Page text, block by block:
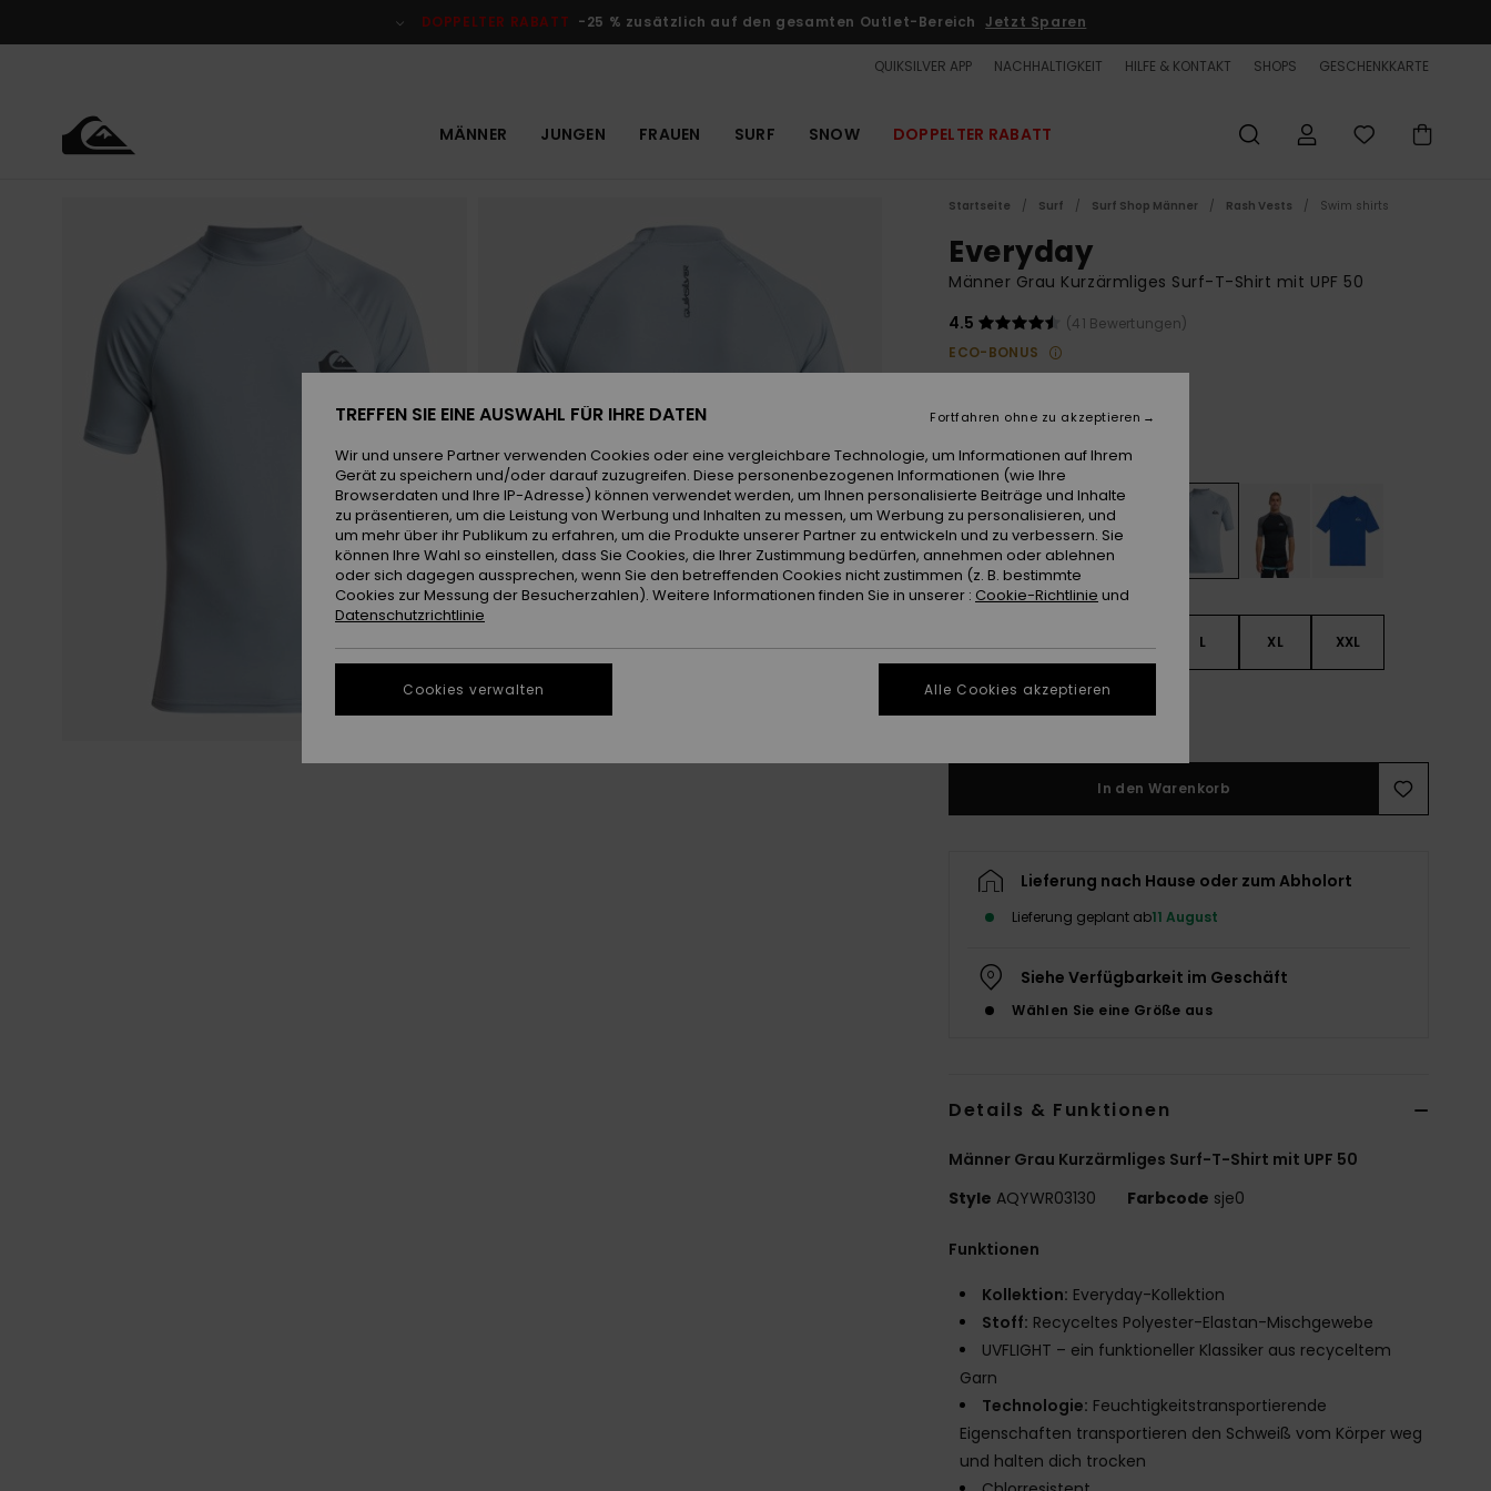
DOPPELTER RABATT -25 % zusätzlich auf den gesamten Outlet-Bereich Jetzt Sparen
QUIKSILVER APP NACHHALTIGKEIT HILFE & KONTAKT SHOPS GESCHENKKARTE
MÄNNER JUNGEN FRAUEN SURF SNOW DOPPELTER RABATT
Startseite Surf Surf Shop Männer Rash Vests Swim shirts
Everyday
Männer Grau Kurzärmliges Surf-T-Shirt mit UPF 50
4.5
(41 Bewertungen)
ECO-BONUS
30,00 €
FarbeQuarry
L XL XXL
3XL
In den Warenkorb
Lieferung nach Hause oder zum Abholort
Lieferung geplant ab11 August
Siehe Verfügbarkeit im Geschäft
Wählen Sie eine Größe aus
Details & Funktionen
Männer Grau Kurzärmliges Surf-T-Shirt mit UPF 50
Style AQYWR03130 Farbcode sje0
Funktionen
Kollektion: Everyday-Kollektion
Stoff: Recyceltes Polyester-Elastan-Mischgewebe
UVFLIGHT – ein funktioneller Klassiker aus recyceltem
Garn
Technologie: Feuchtigkeitstransportierende
Eigenschaften transportieren den Schweiß vom Körper weg
und halten dich trocken
TREFFEN SIE EINE AUSWAHL FÜR IHRE DATEN
Wir und unsere Partner verwenden Cookies oder eine vergleichbare Technologie, um Informationen auf Ihrem
Gerät zu speichern und/oder darauf zuzugreifen. Diese personenbezogenen Informationen (wie Ihre
Browserdaten und Ihre IP-Adresse) können verwendet werden, um Ihnen personalisierte Beiträge und Inhalte
zu präsentieren, um die Leistung von Werbung und Inhalten zu messen, um Werbung zu personalisieren, und
um mehr über ihr Publikum zu erfahren, um die Produkte unserer Partner zu entwickeln und zu verbessern. Sie
können Ihre Wahl so einstellen, dass Sie Cookies, die Ihrer Zustimmung bedürfen, annehmen oder ablehnen
oder sich dagegen aussprechen, wenn Sie den betreffenden Cookies nicht zustimmen (z. B. bestimmte
Cookies zur Messung der Besucherzahlen). Weitere Informationen finden Sie in unserer : Cookie-Richtlinie und
Datenschutzrichtlinie
Cookies verwalten
Fortfahren ohne zu akzeptieren
Alle Cookies akzeptieren